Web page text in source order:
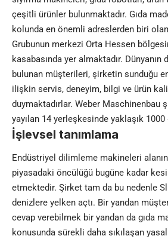
çeşitli ürünler bulunmaktadır. Gıda
kolunda en önemli adreslerden biri
Grubunun merkezi Orta Hessen
kasabasında yer almaktadır. Dünyanın
bulunan müşterileri, şirketin sunduğu
ilişkin servis, deneyim, bilgi ve ürün
duymaktadırlar. Weber Maschinenbau
yayılan 14 yerleşkesinde yaklaşık 1000
İşlevsel tanımlama
Endüstriyel dilimleme makineleri
piyasadaki öncülüğü bugüne kadar
etmektedir. Şirket tam da bu nedenle
denizlere yelken açtı. Bir yandan
cevap verebilmek bir yandan da gıda
konusunda sürekli daha sıkılaşan